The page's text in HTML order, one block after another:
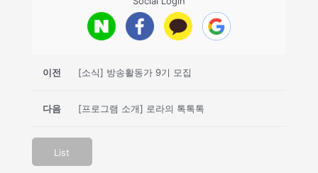
이전 [소식] 방송활동가 9기 모집
[프로그램 소개] 로라의 톡톡톡
다음
List